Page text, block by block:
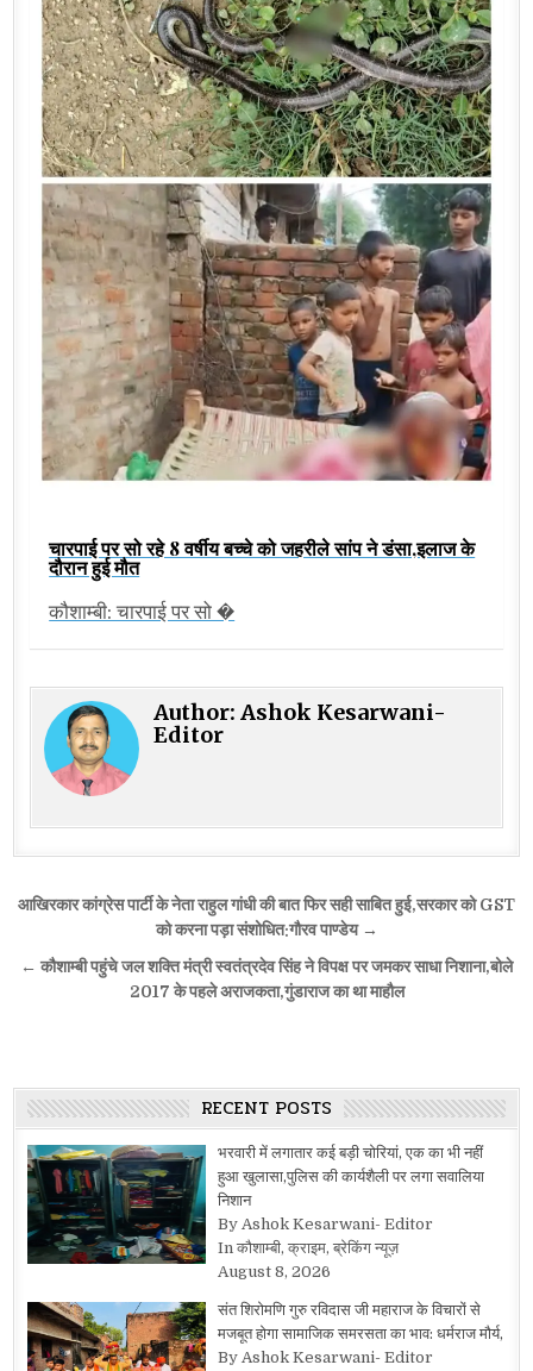
चारपाई पर सो रहे 8 वर्षीय बच्चे को जहरीले सांप ने डंसा,इलाज के
दौरान हुई मौत
कौशाम्बी: चारपाई पर सो �
Author:Ashok Kesarwani-
Editor
Post
navigation
आखिरकार कांग्रेस पार्टी के नेता राहुल गांधी की बात फिर सही साबित हुई,सरकार को GST
को करना पड़ा संशोधित:गौरव पाण्डेय →
← कौशाम्बी पहुंचे जल शक्ति मंत्री स्वतंत्रदेव सिंह ने विपक्ष पर जमकर साधा निशाना,बोले
2017 के पहले अराजकता,गुंडाराज का था माहौल
RECENT POSTS
भरवारी में लगातार कई बड़ी चोरियां, एक का भी नहीं
हुआ खुलासा,पुलिस की कार्यशैली पर लगा सवालिया
निशान
By Ashok Kesarwani- Editor
In कौशाम्बी, क्राइम, ब्रेकिंग न्यूज़
August 8, 2026
संत शिरोमणि गुरु रविदास जी महाराज के विचारों से
मजबूत होगा सामाजिक समरसता का भाव: धर्मराज मौर्य,
By Ashok Kesarwani- Editor